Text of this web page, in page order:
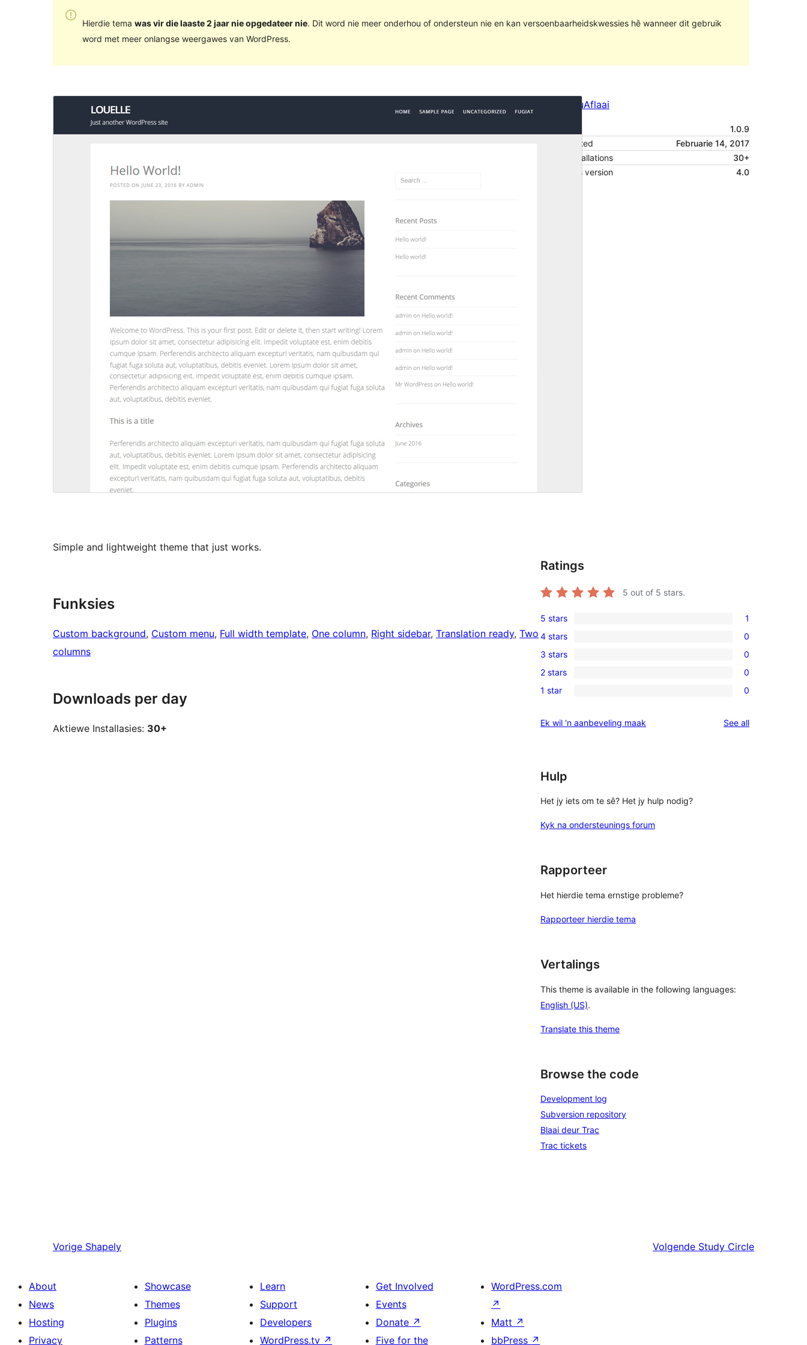
Hierdie tema was vir die laaste 2 jaar nie opgedateer nie. Dit word nie meer onderhou of ondersteun nie en kan versoenbaarheidskwessies hê wanneer dit gebruik
word met meer onlangse weergawes van WordPress.
VoorskouAflaai
1.0.9
Last updated
Februarie 14, 2017
Active installations
30+
WordPress version
4.0
Simple and lightweight theme that just works.
Funksies
Custom background, Custom menu, Full width template, One column, Right sidebar, Translation ready, Two
columns
Downloads per day
Aktiewe Installasies: 30+
Ratings
5 out of 5 stars.
1
5-
star
review
5 stars 1
0
4-
star
reviews
4 stars 0
0
3-
star
3 stars 0
0
2-
reviews
2 stars 0
0
star
1 star 0
Ek wil ‘n aanbeveling maak See allreviews
Hulp
Het jy iets om te sê? Het jy hulp nodig?
Kyk na ondersteunings forum
Rapporteer
Het hierdie tema ernstige probleme?
Rapporteer hierdie tema
Vertalings
This theme is available in the following languages:
English (US).
Translate this theme
Browse the code
Development log
Subversion repository
Blaai deur Trac
Trac tickets
Vorige Shapely Volgende Study Circle
About
News
Hosting
Privacy
Showcase
Themes
Plugins
Patterns
Learn
Support
Developers
WordPress.tv ↗
Get Involved
Events
Donate ↗
Five for the
WordPress.com
↗
Matt ↗
bbPress ↗